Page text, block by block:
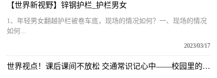
【世界新视野】锌钢护栏_护栏男女
1、年轻男女翻越护栏被卷车底，现场的情况如何？一、现场的情况
如何...
2023/03/17
世界视点！课后课间不放松 交通常识记心中——校园里的交警“老师”好暖心